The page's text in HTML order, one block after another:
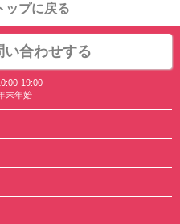
ップに戻る
い合わせする
19:00
末年始